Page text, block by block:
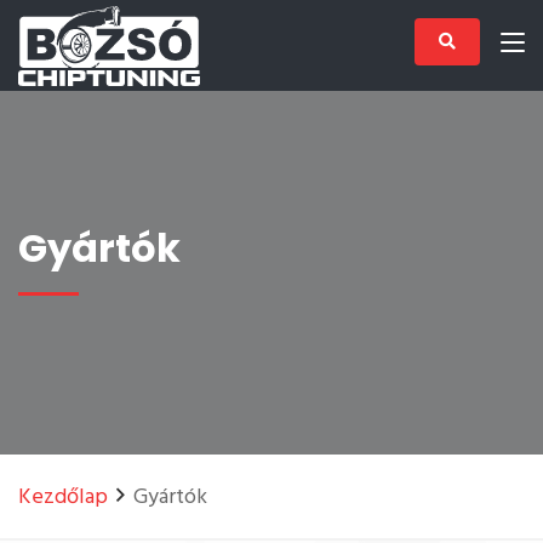
Gyártók
Kezdőlap Gyártók